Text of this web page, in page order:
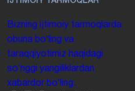
Bizning ijtimoiy tarmoqlarda
obuna boʻling va
taraqqiyotimiz haqidagi
soʻnggi yangiliklardan
xabardor boʻling.